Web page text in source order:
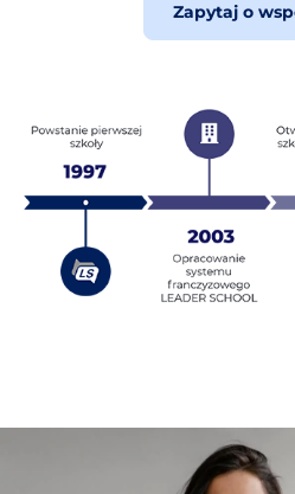
Zapytaj o